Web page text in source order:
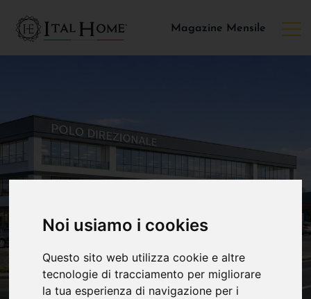
Noi usiamo i cookies
Questo sito web utilizza cookie e altre
tecnologie di tracciamento per migliorare
la tua esperienza di navigazione per i
Magazine Mensile